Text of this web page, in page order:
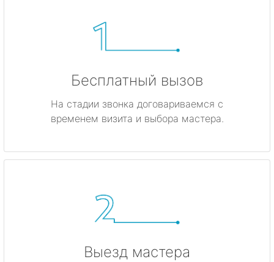
Бесплатный вызов
На стадии звонка договариваемся с
временем визита и выбора мастера.
Выезд мастера